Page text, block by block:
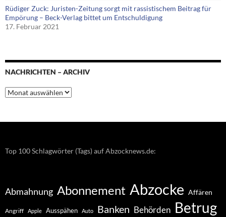
Rüdiger Zuck: Juristen-Zeitung sorgt mit rassistischem Beitrag für
Empörung – Beck-Verlag bittet um Entschuldigung
17. Februar 2021
NACHRICHTEN – ARCHIV
Nachrichten
–
Top 100 Schlagwörter (Tags) auf Abzocknews.de:
Abmahnung Abonnement Abzocke Affären
Angriff Apple Ausspähen Auto Banken Behörden Betrug